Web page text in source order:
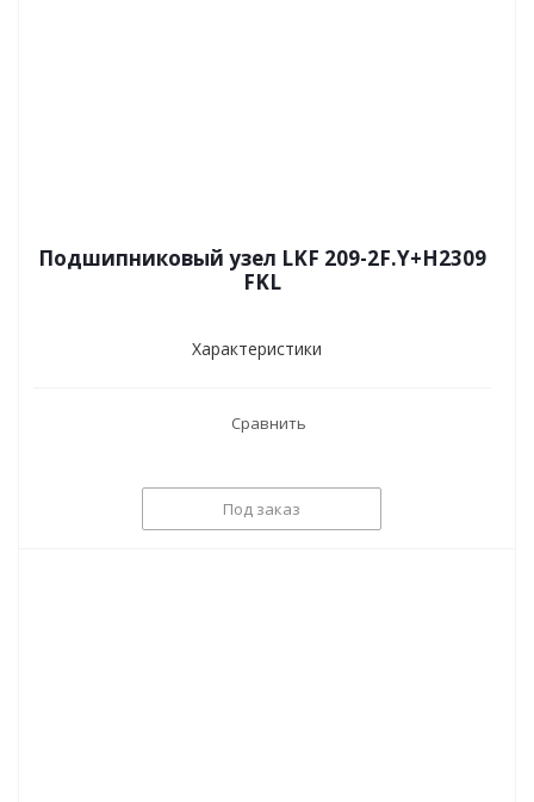
Подшипниковый узел LKF 209-2F.Y+H2309
FKL
Характеристики
Сравнить
Под заказ